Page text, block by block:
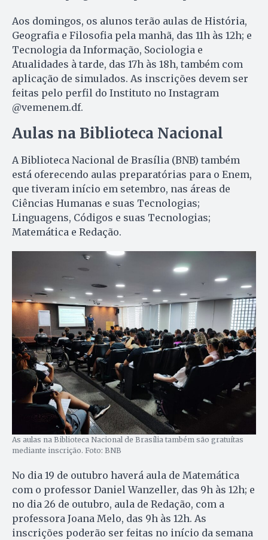
Aos domingos, os alunos terão aulas de História,
Geografia e Filosofia pela manhã, das 11h às 12h; e
Tecnologia da Informação, Sociologia e
Atualidades à tarde, das 17h às 18h, também com
aplicação de simulados. As inscrições devem ser
feitas pelo perfil do Instituto no Instagram
@vemenem.df.
Aulas na Biblioteca Nacional
A Biblioteca Nacional de Brasília (BNB) também
está oferecendo aulas preparatórias para o Enem,
que tiveram início em setembro, nas áreas de
Ciências Humanas e suas Tecnologias;
Linguagens, Códigos e suas Tecnologias;
Matemática e Redação.
As aulas na Biblioteca Nacional de Brasília também são gratuítas
mediante inscrição. Foto: BNB
No dia 19 de outubro haverá aula de Matemática
com o professor Daniel Wanzeller, das 9h às 12h; e
no dia 26 de outubro, aula de Redação, com a
professora Joana Melo, das 9h às 12h. As
inscrições poderão ser feitas no início da semana